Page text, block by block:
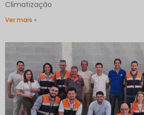
Climatização
Ver mais »